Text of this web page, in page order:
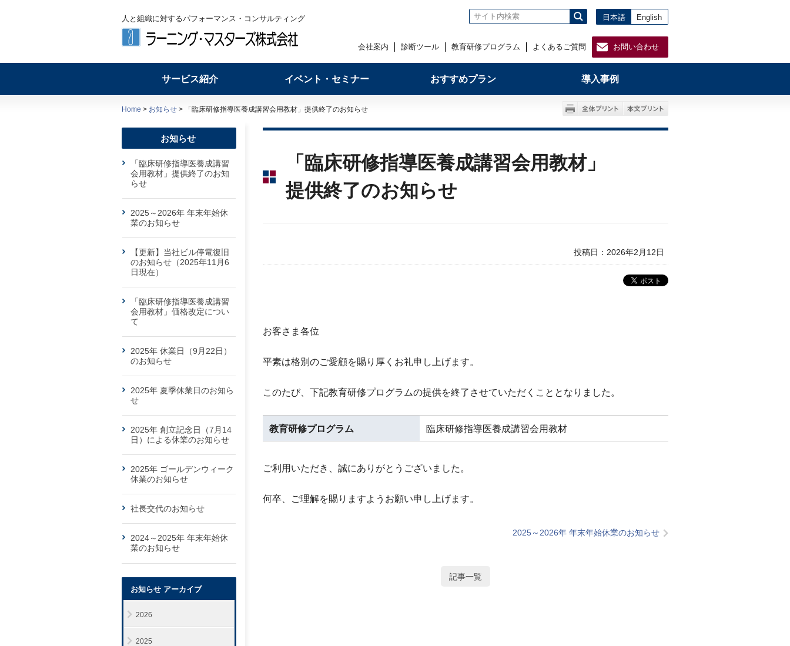
会社案内 診断ツール 教育研修プログラム よくあるご質問 お問い合わせ
人と組織に対するパフォーマンス・コンサルティング 日本語 English
サービス紹介 イベント・セミナー おすすめプラン 導入事例
Home > お知らせ > 「臨床研修指導医養成講習会用教材」提供終了のお知らせ
「臨床研修指導医養成講習会用教材」
提供終了のお知らせ
投稿日：2026年2月12日
お客さま各位
平素は格別のご愛顧を賜り厚くお礼申し上げます。
このたび、下記教育研修プログラムの提供を終了させていただくこととなりました。
教育研修プログラム 臨床研修指導医養成講習会用教材
ご利用いただき、誠にありがとうございました。
何卒、ご理解を賜りますようお願い申し上げます。
2025～2026年 年末年始休業のお知らせ
記事一覧
お知らせ
「臨床研修指導医養成講習
会用教材」提供終了のお知
らせ
2025～2026年 年末年始休
業のお知らせ
【更新】当社ビル停電復旧
のお知らせ（2025年11月6
日現在）
「臨床研修指導医養成講習
会用教材」価格改定につい
て
2025年 休業日（9月22日）
のお知らせ
2025年 夏季休業日のお知ら
せ
2025年 創立記念日（7月14
日）による休業のお知らせ
2025年 ゴールデンウィーク
休業のお知らせ
社長交代のお知らせ
2024～2025年 年末年始休
業のお知らせ
お知らせ アーカイブ
2026
2025